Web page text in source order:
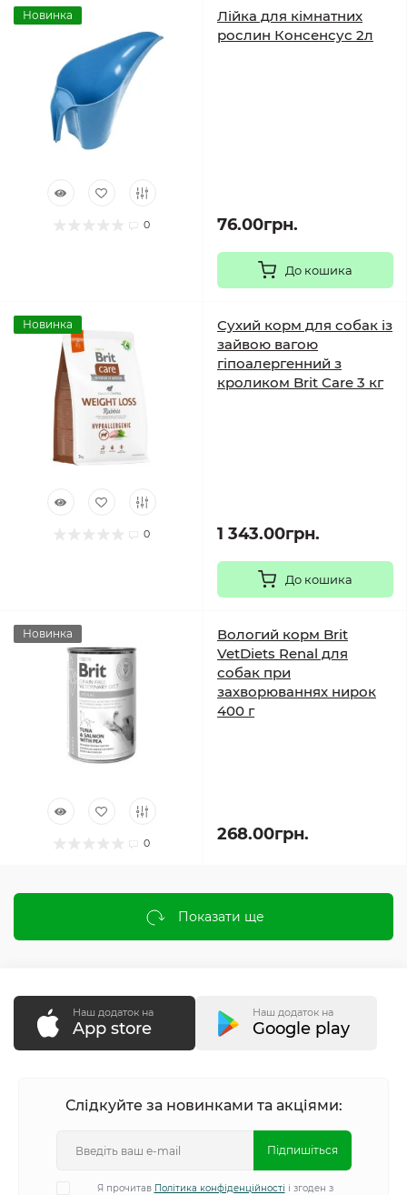
Новинка
0
Лійка для кімнатних
рослин Консенсус 2л
76.00грн.
До кошика
Новинка
0
Сухий корм для собак із
зайвою вагою
гіпоалергенний з
кроликом Brit Care 3 кг
1 343.00грн.
До кошика
Новинка
0
Вологий корм Brit
VetDiets Renal для
собак при
захворюваннях нирок
400 г
268.00грн.
Показати ще
Наш додаток на
App store
Наш додаток на
Google play
Слідкуйте за новинками та акціями:
Підпишіться
Я прочитав Політика конфіденційності і згоден з